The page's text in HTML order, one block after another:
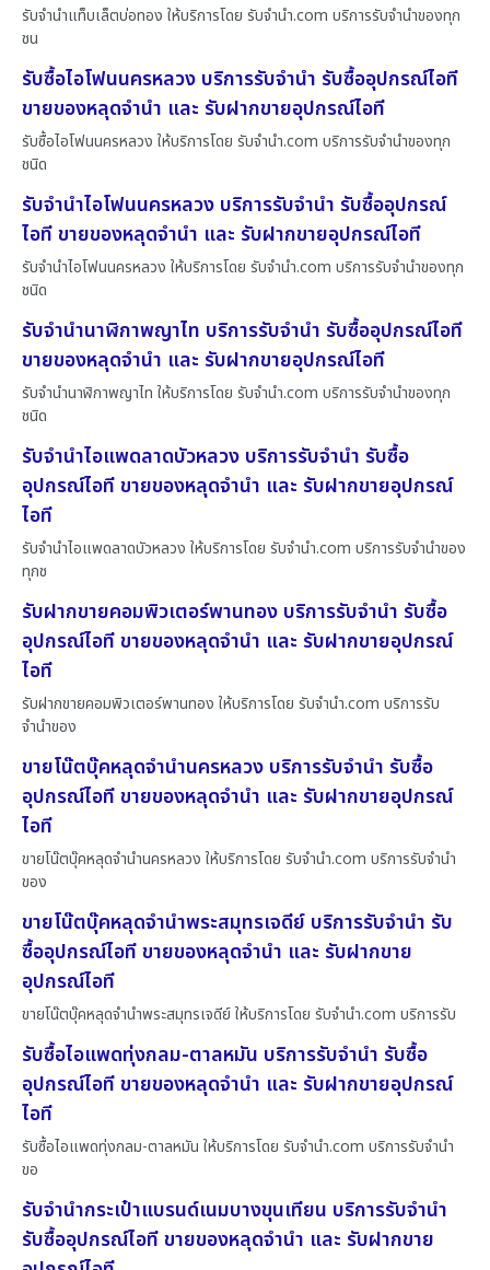
รับจำนำแท็บเล็ตบ่อทอง ให้บริการโดย รับจํานํา.com บริการรับจำนำของทุก
ชน
รับซื้อไอโฟนนครหลวง บริการรับจำนำ รับซื้ออุปกรณ์ไอที
ขายของหลุดจำนำ และ รับฝากขายอุปกรณ์ไอที
รับซื้อไอโฟนนครหลวง ให้บริการโดย รับจํานํา.com บริการรับจำนำของทุก
ชนิด
รับจำนำไอโฟนนครหลวง บริการรับจำนำ รับซื้ออุปกรณ์
ไอที ขายของหลุดจำนำ และ รับฝากขายอุปกรณ์ไอที
รับจำนำไอโฟนนครหลวง ให้บริการโดย รับจํานํา.com บริการรับจำนำของทุก
ชนิด
รับจำนำนาฬิกาพญาไท บริการรับจำนำ รับซื้ออุปกรณ์ไอที
ขายของหลุดจำนำ และ รับฝากขายอุปกรณ์ไอที
รับจำนำนาฬิกาพญาไท ให้บริการโดย รับจํานํา.com บริการรับจำนำของทุก
ชนิด
รับจำนำไอแพดลาดบัวหลวง บริการรับจำนำ รับซื้อ
อุปกรณ์ไอที ขายของหลุดจำนำ และ รับฝากขายอุปกรณ์
ไอที
รับจำนำไอแพดลาดบัวหลวง ให้บริการโดย รับจํานํา.com บริการรับจำนำของ
ทุกช
รับฝากขายคอมพิวเตอร์พานทอง บริการรับจำนำ รับซื้อ
อุปกรณ์ไอที ขายของหลุดจำนำ และ รับฝากขายอุปกรณ์
ไอที
รับฝากขายคอมพิวเตอร์พานทอง ให้บริการโดย รับจํานํา.com บริการรับ
จำนำของ
ขายโน๊ตบุ๊คหลุดจำนำนครหลวง บริการรับจำนำ รับซื้อ
อุปกรณ์ไอที ขายของหลุดจำนำ และ รับฝากขายอุปกรณ์
ไอที
ขายโน๊ตบุ๊คหลุดจำนำนครหลวง ให้บริการโดย รับจํานํา.com บริการรับจำนำ
ของ
ขายโน๊ตบุ๊คหลุดจำนำพระสมุทรเจดีย์ บริการรับจำนำ รับ
ซื้ออุปกรณ์ไอที ขายของหลุดจำนำ และ รับฝากขาย
อุปกรณ์ไอที
ขายโน๊ตบุ๊คหลุดจำนำพระสมุทรเจดีย์ ให้บริการโดย รับจํานํา.com บริการรับ
รับซื้อไอแพดทุ่งกลม-ตาลหมัน บริการรับจำนำ รับซื้อ
อุปกรณ์ไอที ขายของหลุดจำนำ และ รับฝากขายอุปกรณ์
ไอที
รับซื้อไอแพดทุ่งกลม-ตาลหมัน ให้บริการโดย รับจํานํา.com บริการรับจำนำ
ขอ
รับจำนำกระเป๋าแบรนด์เนมบางขุนเทียน บริการรับจำนำ
รับซื้ออุปกรณ์ไอที ขายของหลุดจำนำ และ รับฝากขาย